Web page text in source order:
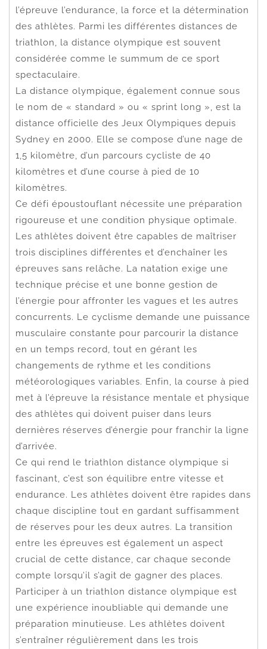
l’épreuve l’endurance, la force et la détermination
des athlètes. Parmi les différentes distances de
triathlon, la distance olympique est souvent
considérée comme le summum de ce sport
spectaculaire.
La distance olympique, également connue sous
le nom de « standard » ou « sprint long », est la
distance officielle des Jeux Olympiques depuis
Sydney en 2000. Elle se compose d’une nage de
1,5 kilomètre, d’un parcours cycliste de 40
kilomètres et d’une course à pied de 10
kilomètres.
Ce défi époustouflant nécessite une préparation
rigoureuse et une condition physique optimale.
Les athlètes doivent être capables de maîtriser
trois disciplines différentes et d’enchaîner les
épreuves sans relâche. La natation exige une
technique précise et une bonne gestion de
l’énergie pour affronter les vagues et les autres
concurrents. Le cyclisme demande une puissance
musculaire constante pour parcourir la distance
en un temps record, tout en gérant les
changements de rythme et les conditions
météorologiques variables. Enfin, la course à pied
met à l’épreuve la résistance mentale et physique
des athlètes qui doivent puiser dans leurs
dernières réserves d’énergie pour franchir la ligne
d’arrivée.
Ce qui rend le triathlon distance olympique si
fascinant, c’est son équilibre entre vitesse et
endurance. Les athlètes doivent être rapides dans
chaque discipline tout en gardant suffisamment
de réserves pour les deux autres. La transition
entre les épreuves est également un aspect
crucial de cette distance, car chaque seconde
compte lorsqu’il s’agit de gagner des places.
Participer à un triathlon distance olympique est
une expérience inoubliable qui demande une
préparation minutieuse. Les athlètes doivent
s’entraîner régulièrement dans les trois